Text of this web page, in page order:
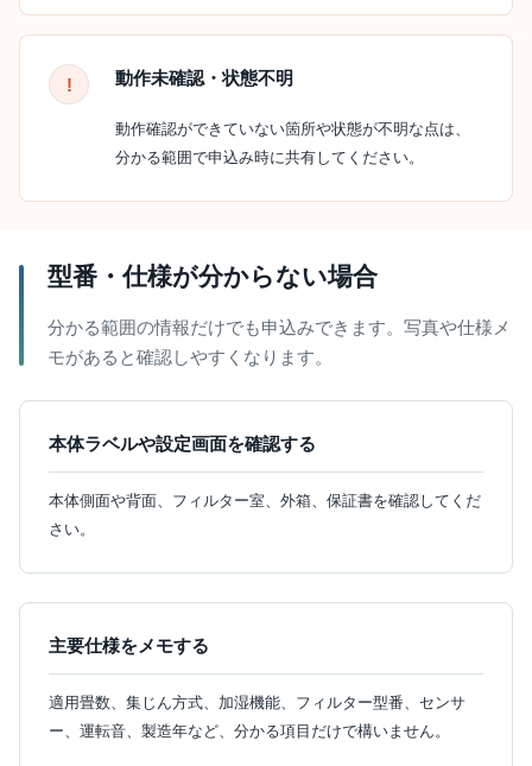
動作未確認・状態不明
動作確認ができていない箇所や状態が不明な点は、
分かる範囲で申込み時に共有してください。
型番・仕様が分からない場合
分かる範囲の情報だけでも申込みできます。写真や仕様メ
モがあると確認しやすくなります。
本体ラベルや設定画面を確認する
本体側面や背面、フィルター室、外箱、保証書を確認してくだ
さい。
主要仕様をメモする
適用畳数、集じん方式、加湿機能、フィルター型番、センサ
ー、運転音、製造年など、分かる項目だけで構いません。